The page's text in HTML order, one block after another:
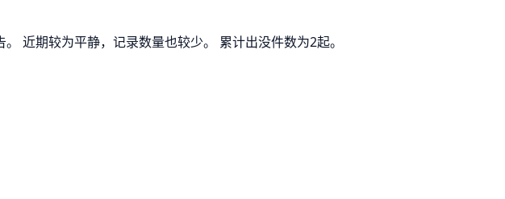
近期较为平静，记录数量也较少。 累计出没件数为2起。